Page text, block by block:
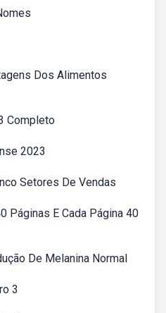
Dos Alimentos
Completo
2023
Setores De Vendas
Páginas E Cada Página 40
De Melanina Normal
3